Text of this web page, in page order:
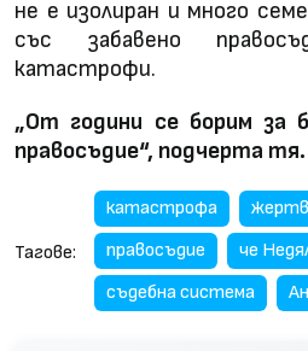
не е изолиран и много
със забавено
катастрофи.
„От години се борим за
правосъдие“, подчерта тя.
Тагове:
катастрофа
правосъдие
че
съдебна система